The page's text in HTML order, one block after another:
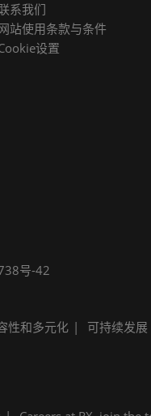
系我们
站使用条款与条件
设置
号-42
性和多元化 可持续发展